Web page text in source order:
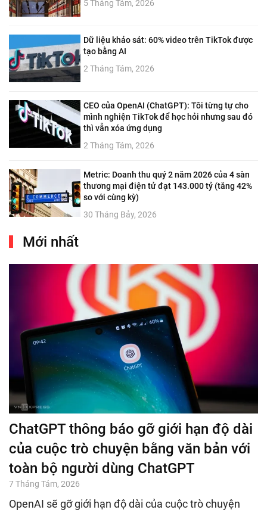
5 Tháng Tám, 2026
Dữ liệu khảo sát: 60% video trên TikTok được
tạo bằng AI
2 Tháng Tám, 2026
CEO của OpenAI (ChatGPT): Tôi từng tự cho
mình nghiện TikTok để học hỏi nhưng sau đó
thì vẫn xóa ứng dụng
2 Tháng Tám, 2026
Metric: Doanh thu quý 2 năm 2026 của 4 sàn
thương mại điện tử đạt 143.000 tỷ (tăng 42%
so với cùng kỳ)
30 Tháng Bảy, 2026
Mới nhất
ChatGPT thông báo gỡ giới hạn độ dài
của cuộc trò chuyện bằng văn bản với
toàn bộ người dùng ChatGPT
7 Tháng Tám, 2026
OpenAI sẽ gỡ giới hạn độ dài của cuộc trò chuyện